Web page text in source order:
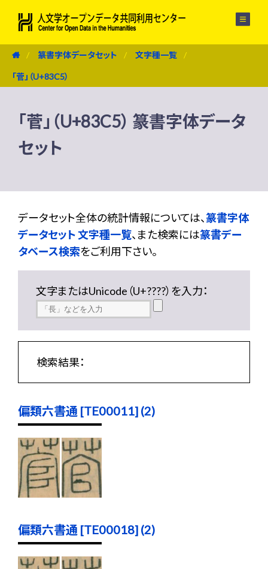
篆書字体データセット 文字種一覧
「菅」（U+83C5）
「菅」（U+83C5） 篆書字体データ
セット
データセット全体の統計情報については、篆書字体
データセット 文字種一覧、また検索には篆書デー
タベース検索をご利用下さい。
文字またはUnicode（U+????）を入力：
検索結果：
偏類六書通 [TE00011] (2)
偏類六書通 [TE00018] (2)